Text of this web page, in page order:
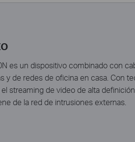
es un dispositivo combinado con
y de redes de oficina en casa. Con
streaming de video de alta
de la red de intrusiones externas.